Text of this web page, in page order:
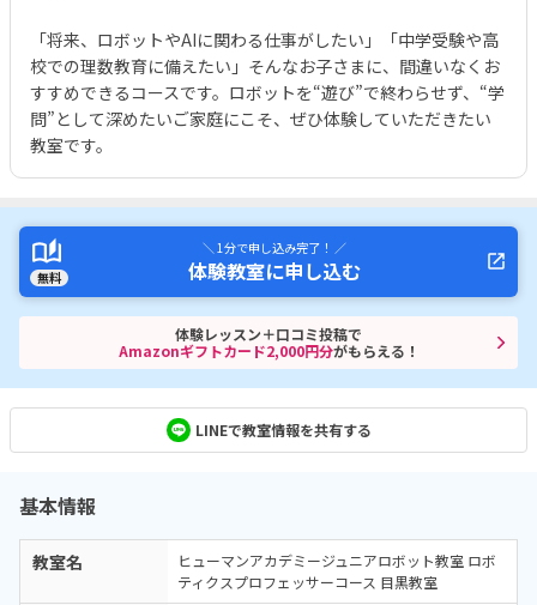
「将来、ロボットやAIに関わる仕事がしたい」「中学受験や高
校での理数教育に備えたい」そんなお子さまに、間違いなくお
すすめできるコースです。ロボットを“遊び”で終わらせず、“学
問”として深めたいご家庭にこそ、ぜひ体験していただきたい
教室です。
無料
＼ 1分で申し込み完了！ ／
体験教室に申し込む
体験レッスン＋口コミ投稿で
Amazonギフトカード2,000円分がもらえる！
LINEで教室情報を共有する
基本情報
教室名
ヒューマンアカデミージュニアロボット教室 ロボ
ティクスプロフェッサーコース 目黒教室